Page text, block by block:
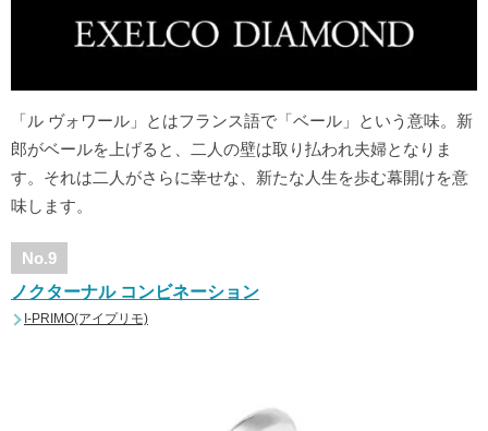
「ル ヴォワール」とはフランス語で「ベール」という意味。新
郎がベールを上げると、二人の壁は取り払われ夫婦となりま
す。それは二人がさらに幸せな、新たな人生を歩む幕開けを意
味します。
No.9
ノクターナル コンビネーション
I-PRIMO(アイプリモ)